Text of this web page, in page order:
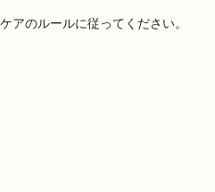
アのルールに従ってください。